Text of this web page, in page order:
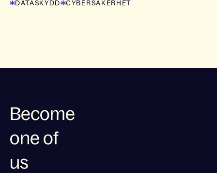
DATASKYDD CYBERSÄKERHET
Become
one of
us